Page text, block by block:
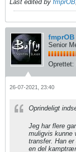
Last edited by fmprOB
fmprOB
Senior
Oprettet:
26-07-2021, 23:40
Oprindeligt
Jeg har flere
muligvis kunne
transfer. Han
en del